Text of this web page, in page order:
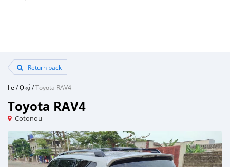
Return back
Ile /Ọkọ̀/Toyota RAV4
Toyota RAV4
Cotonou